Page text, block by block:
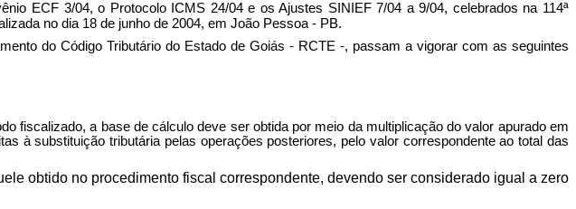
ECF 3/04, o Protocolo ICMS 24/04 e os Ajustes SINIEF 7/04 a 9/04, celebrados na 114ª
no dia 18 de junho de 2004, em João Pessoa - PB.
do Código Tributário do Estado de Goiás - RCTE -, passam a vigorar com as seguintes
fiscalizado, a base de cálculo deve ser obtida por meio da multiplicação do valor apurado em
à substituição tributária pelas operações posteriores, pelo valor correspondente ao total das
obtido no procedimento fiscal correspondente, devendo ser considerado igual a zero